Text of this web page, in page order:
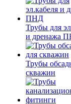
Трубы для
и дренажа
Трубы
скважин